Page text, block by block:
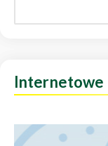
Internetowe